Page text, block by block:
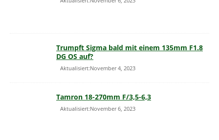
Trumpft Sigma bald mit einem 135mm F1.8
DG OS auf?
Aktualisiert:November 4, 2023
Tamron 18-270mm F/3,5-6,3
Aktualisiert:November 6, 2023